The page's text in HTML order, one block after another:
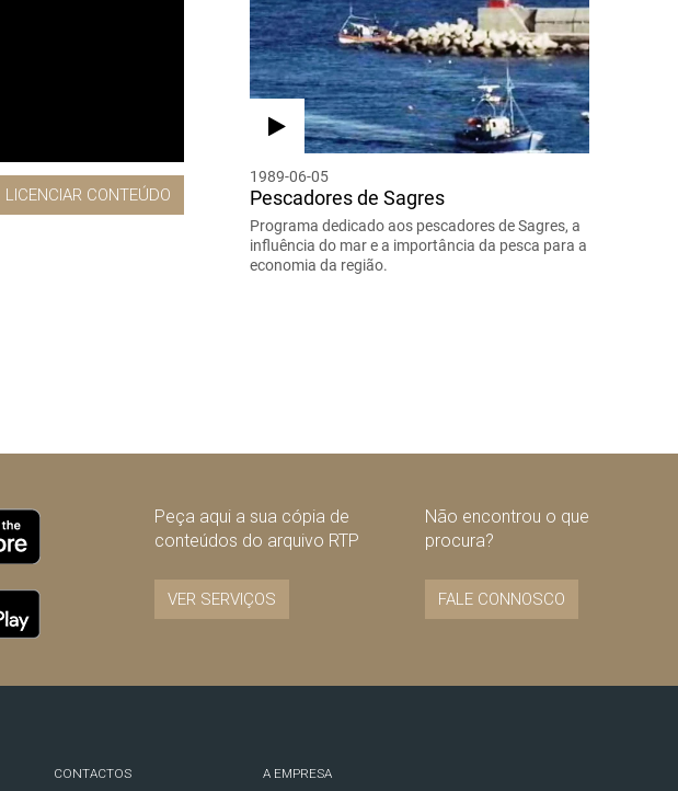
LICENCIAR CONTEÚDO
1989-06-05
Pescadores de Sagres
Programa dedicado aos pescadores de Sagres, a
influência do mar e a importância da pesca para a
economia da região.
Peça aqui a sua cópia de
conteúdos do arquivo RTP
VER SERVIÇOS
Não encontrou o que
procura?
FALE CONNOSCO
CONTACTOS
A EMPRESA